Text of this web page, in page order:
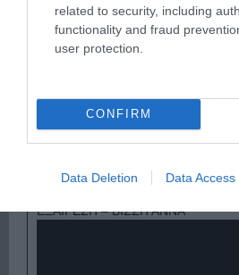
related to security, including
functionality and fraud
user protection.
CONFIRM
Data Deletion Data Access
Ψηφοφορία:4.1. Από 325 ψήφους.
ΕΞΑΙΡΕΣΗ – ΒΙΣΣΗ ΑΝΝΑ